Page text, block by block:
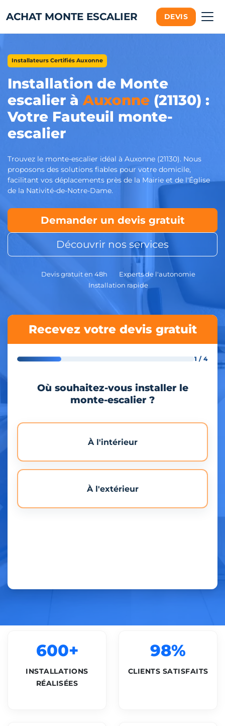
ACHAT MONTE ESCALIER DEVIS
Installateurs Certifiés Auxonne
Installation de Monte
escalier àAuxonne (21130) :
Votre Fauteuil monte-
escalier
Trouvez le monte-escalier idéal à Auxonne (21130). Nous
proposons des solutions fiables pour votre domicile,
facilitant vos déplacements près de la Mairie et de l'Église
de la Nativité-de-Notre-Dame.
Demander un devis gratuit
Découvrir nos services
Devis gratuit en 48h
Experts de l'autonomie
Installation rapide
Recevez votre devis gratuit
1 / 4
Où souhaitez-vous installer le
monte-escalier ?
À l'intérieur
À l'extérieur
600+
INSTALLATIONS
RÉALISÉES
98%
CLIENTS SATISFAITS